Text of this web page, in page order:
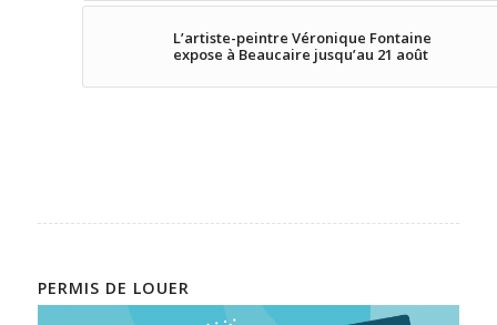
L’artiste-peintre Véronique Fontaine
expose à Beaucaire jusqu’au 21 août
PERMIS DE LOUER